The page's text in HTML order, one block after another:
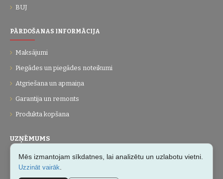
BUJ
PĀRDOŠANAS INFORMĀCIJA
Maksājumi
Piegādes un piegādes noteikumi
Atgriešana un apmaiņa
Garantija un remonts
Produkta kopšana
UZŅĒMUMS
Par mums
Mēs izmantojam sīkdatnes, lai analizētu un uzlabotu vietni.
Uzzināt vairāk